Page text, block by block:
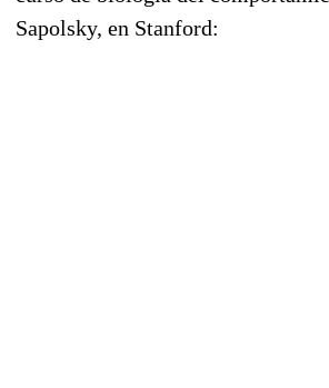
Sapolsky, en Stanford: